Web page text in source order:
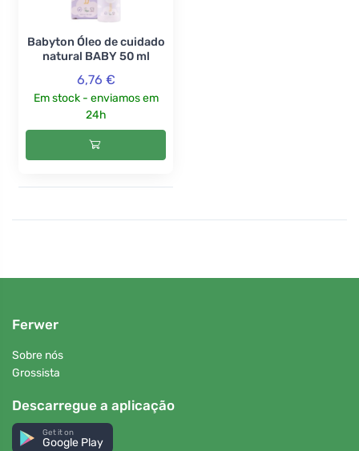
Babyton Óleo de cuidado
natural BABY 50 ml
6,76 €
Em stock - enviamos em
24h
Ferwer
Sobre nós
Grossista
Descarregue a aplicação
Get it on
Google Play